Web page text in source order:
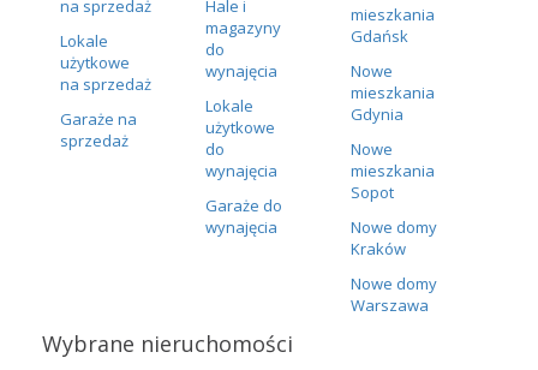
na sprzedaż
Lokale
użytkowe
na sprzedaż
Garaże na
sprzedaż
Hale i
magazyny
do
wynajęcia
Lokale
użytkowe
do
wynajęcia
Garaże do
wynajęcia
mieszkania
Gdańsk
Nowe
mieszkania
Gdynia
Nowe
mieszkania
Sopot
Nowe domy
Kraków
Nowe domy
Warszawa
Wybrane nieruchomości